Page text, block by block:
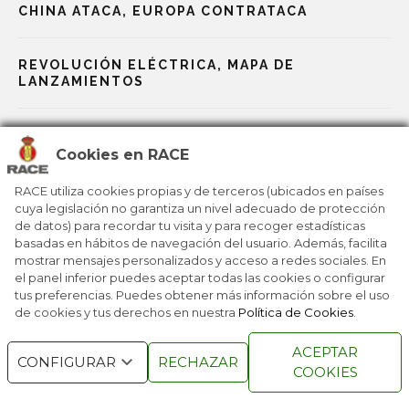
Cookies en RACE
RACE utiliza cookies propias y de terceros (ubicados en países
cuya legislación no garantiza un nivel adecuado de protección
de datos) para recordar tu visita y para recoger estadísticas
basadas en hábitos de navegación del usuario. Además, facilita
mostrar mensajes personalizados y acceso a redes sociales. En
el panel inferior puedes aceptar todas las cookies o configurar
tus preferencias. Puedes obtener más información sobre el uso
de cookies y tus derechos en nuestra Política de Cookies
CONFIGURAR RECHAZAR
ACEPTAR
COOKIES
en gestos, toques y control por voz a través del BMW
En cuanto a conectividad, también cuenta con Apple
completa del smartphone, navegación en la nube con
rutas optimizadas para vehículos eléctricos y
actualizaciones de software remotas que añaden y
mejoran funciones con el tiempo.
En España, el i5 se ofrece en varios niveles de acabado. Las
versiones de acceso pueden incluir equipamientos de
serie con llantas de aleación, iluminación LED y
tapicerías de alta calidad. Acabados más completos como
el M Sport o el M Sport Pro añaden elementos de diseño
deportivos y detalles estéticos que refuerzan el carácter
premium del vehículo.
Los precios del nuevo BMW i5 parten de 76.500 euros.
CHINA ATACA, EUROPA CONTRATACA
REVOLUCIÓN ELÉCTRICA, MAPA DE
LANZAMIENTOS
2026: NOVEDADES PARA TODOS LOS GUSTOS
NAVIDAD PARA TODA LA FAMILIA
ESTE OTOÑO SERÁN TENDENCIA
TODOS LOS DERECHOS
RESERVADOS